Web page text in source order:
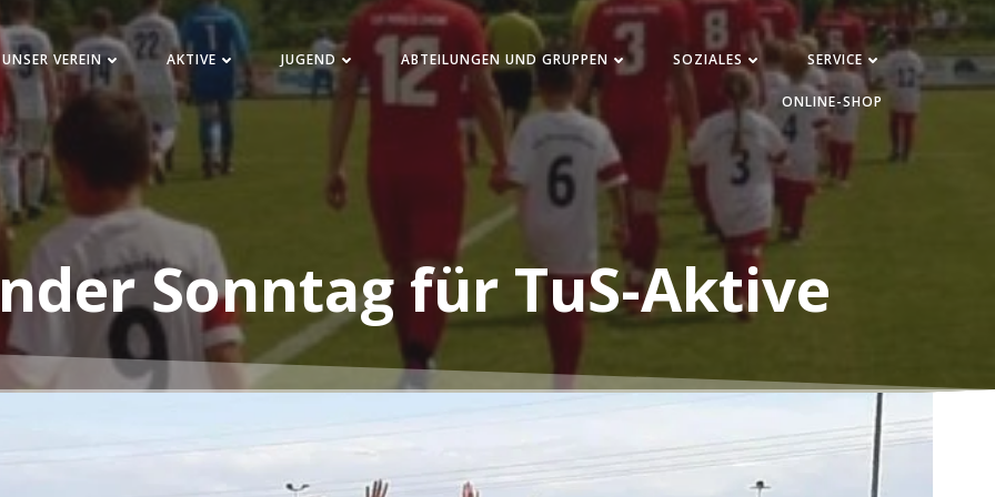
UNSER VEREIN AKTIVE JUGEND ABTEILUNGEN UND GRUPPEN SOZIALES SERVICE
ONLINE-SHOP
Sonntag für TuS-Aktive